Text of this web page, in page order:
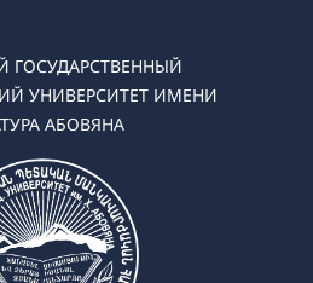
ГОСУДАРСТВЕННЫЙ
УНИВЕРСИТЕТ ИМЕНИ
АБОВЯНА